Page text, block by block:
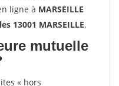
ligne à MARSEILLE
13001 MARSEILLE.
mutuelle
« hors